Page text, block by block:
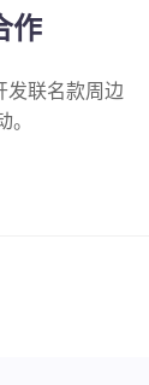
作
发联名款周边